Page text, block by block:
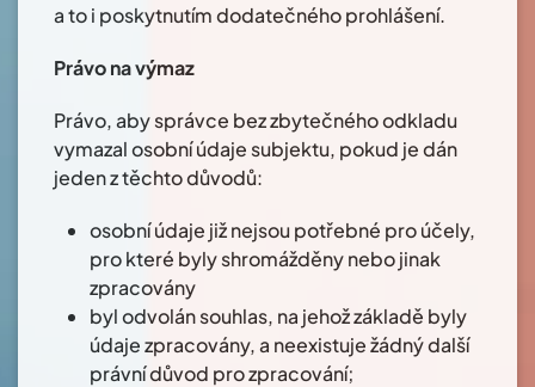
a to i poskytnutím dodatečného prohlášení.
Právo na výmaz
Právo, aby správce bez zbytečného odkladu
vymazal osobní údaje subjektu, pokud je dán
jeden z těchto důvodů:
osobní údaje již nejsou potřebné pro účely,
pro které byly shromážděny nebo jinak
zpracovány
byl odvolán souhlas, na jehož základě byly
údaje zpracovány, a neexistuje žádný další
právní důvod pro zpracování;